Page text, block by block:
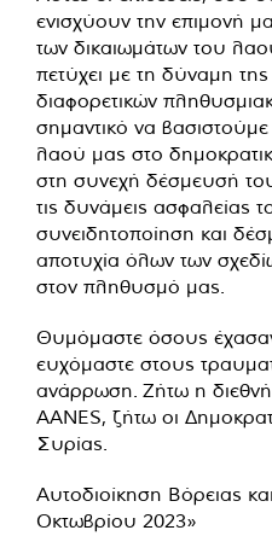
ενισχύουν την επιμονή
των δικαιωμάτων του
πετύχει με τη δύναμη
διαφορετικών
σημαντικό να
λαού μας στο
στη συνεχή δέσμευσή
τις δυνάμεις ασφαλείας
συνειδητοποίηση και
αποτυχία όλων των
στον πληθυσμό μας.
Θυμόμαστε όσους
ευχόμαστε στους
ανάρρωση. Ζήτω η
AANES, ζήτω οι
Συρίας.
Αυτοδιοίκηση Βόρειας
Οκτωβρίου 2023»